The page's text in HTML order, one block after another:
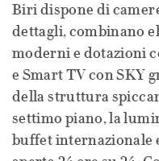
Biri dispone di
dettagli, combinano
moderni e dotazioni
e Smart TV con SKY
della struttura
settimo piano, la
buffet internazionale